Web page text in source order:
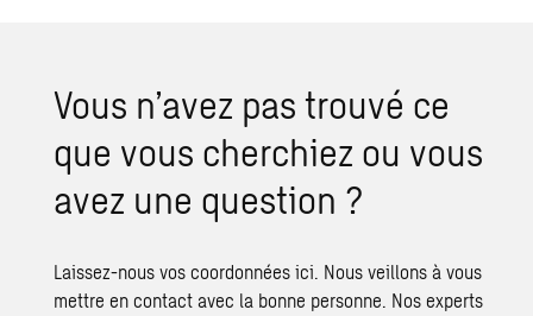
Vous n’avez pas trouvé ce
que vous cher­chiez ou vous
avez une ques­tion ?
Laissez-nous vos coordonnées ici. Nous veillons à vous
mettre en contact avec la bonne personne. Nos experts